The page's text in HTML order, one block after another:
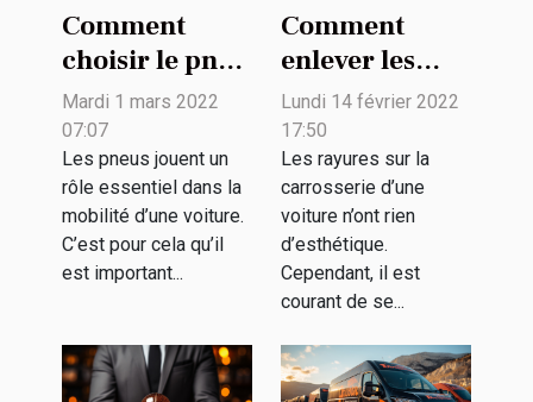
Comment
choisir le pneu
d’une voiture ?
Mardi 1 mars 2022
07:07
Les pneus jouent un
rôle essentiel dans la
mobilité d’une voiture.
C’est pour cela qu’il
est important...
Comment
enlever les
rayures de la
carrosserie de
sa voiture ?
Lundi 14 février 2022
17:50
Les rayures sur la
carrosserie d’une
voiture n’ont rien
d’esthétique.
Cependant, il est
courant de se...